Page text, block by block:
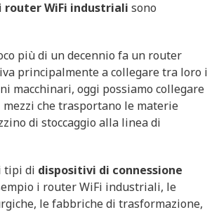
router WiFi industriali sono
più di un decennio fa un router
principalmente a collegare tra loro i
macchinari, oggi possiamo collegare
che trasportano le materie
di stoccaggio alla linea di
tipi di dispositivi di connessione
i router WiFi industriali, le
le fabbriche di trasformazione,